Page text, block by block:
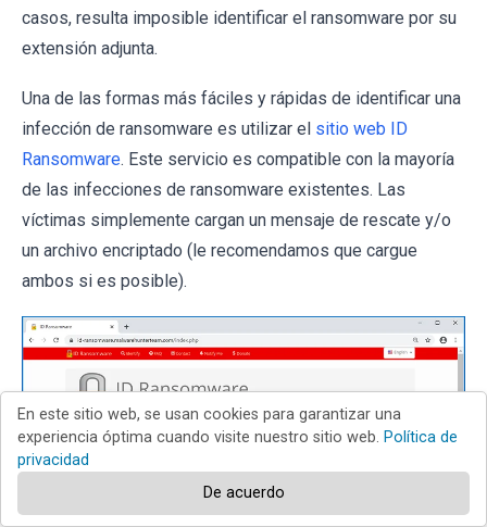
casos, resulta imposible identificar el ransomware por su
extensión adjunta.
Una de las formas más fáciles y rápidas de identificar una
infección de ransomware es utilizar el sitio web ID
Ransomware. Este servicio es compatible con la mayoría
de las infecciones de ransomware existentes. Las
víctimas simplemente cargan un mensaje de rescate y/o
un archivo encriptado (le recomendamos que cargue
ambos si es posible).
En este sitio web, se usan cookies para garantizar una
experiencia óptima cuando visite nuestro sitio web. Política de
privacidad
De acuerdo